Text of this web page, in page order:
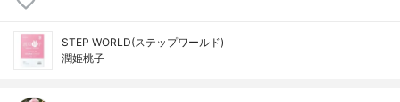
STEP WORLD(ステップワールド)
潤姫桃子